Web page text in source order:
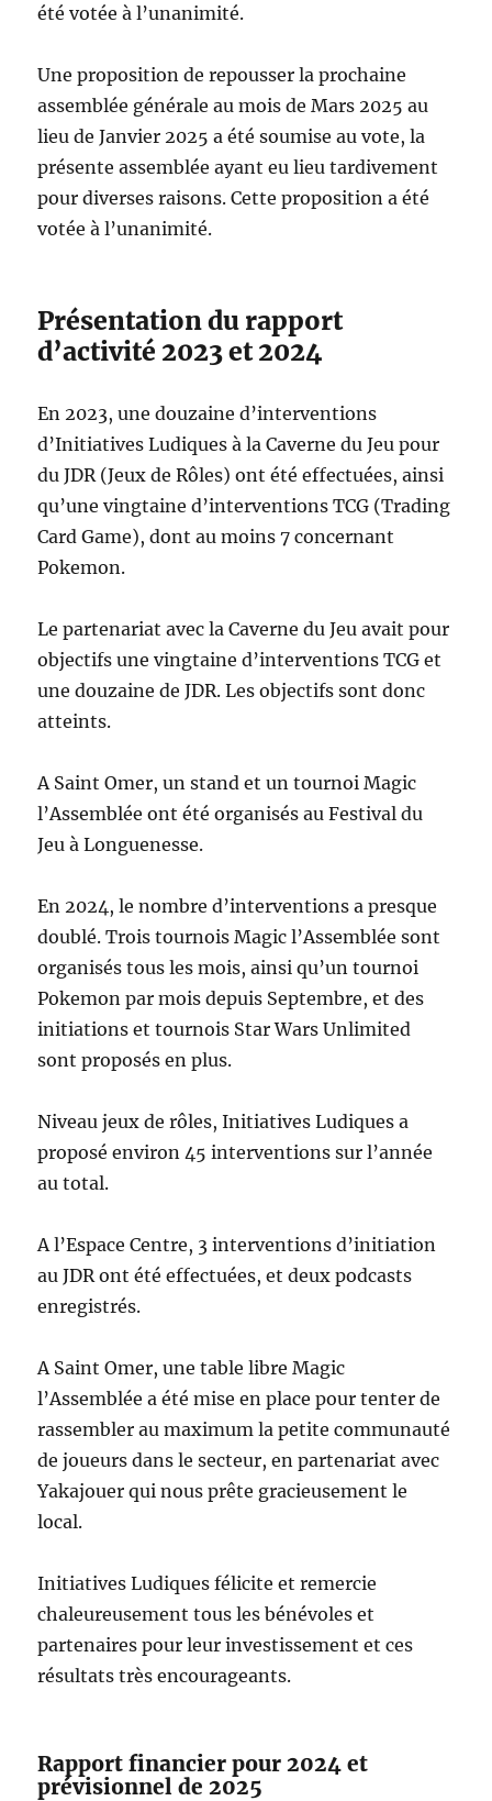
été votée à l’unanimité.
Une proposition de repousser la prochaine
assemblée générale au mois de Mars 2025 au
lieu de Janvier 2025 a été soumise au vote, la
présente assemblée ayant eu lieu tardivement
pour diverses raisons. Cette proposition a été
votée à l’unanimité.
Présentation du rapport
d’activité 2023 et 2024
En 2023, une douzaine d’interventions
d’Initiatives Ludiques à la Caverne du Jeu pour
du JDR (Jeux de Rôles) ont été effectuées, ainsi
qu’une vingtaine d’interventions TCG (Trading
Card Game), dont au moins 7 concernant
Pokemon.
Le partenariat avec la Caverne du Jeu avait pour
objectifs une vingtaine d’interventions TCG et
une douzaine de JDR. Les objectifs sont donc
atteints.
A Saint Omer, un stand et un tournoi Magic
l’Assemblée ont été organisés au Festival du
Jeu à Longuenesse.
En 2024, le nombre d’interventions a presque
doublé. Trois tournois Magic l’Assemblée sont
organisés tous les mois, ainsi qu’un tournoi
Pokemon par mois depuis Septembre, et des
initiations et tournois Star Wars Unlimited
sont proposés en plus.
Niveau jeux de rôles, Initiatives Ludiques a
proposé environ 45 interventions sur l’année
au total.
A l’Espace Centre, 3 interventions d’initiation
au JDR ont été effectuées, et deux podcasts
enregistrés.
A Saint Omer, une table libre Magic
l’Assemblée a été mise en place pour tenter de
rassembler au maximum la petite communauté
de joueurs dans le secteur, en partenariat avec
Yakajouer qui nous prête gracieusement le
local.
Initiatives Ludiques félicite et remercie
chaleureusement tous les bénévoles et
partenaires pour leur investissement et ces
résultats très encourageants.
Rapport financier pour 2024 et
prévisionnel de 2025